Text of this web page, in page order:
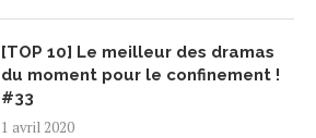
[TOP 10] Le meilleur des dramas
du moment pour le confinement !
#33
1 avril 2020